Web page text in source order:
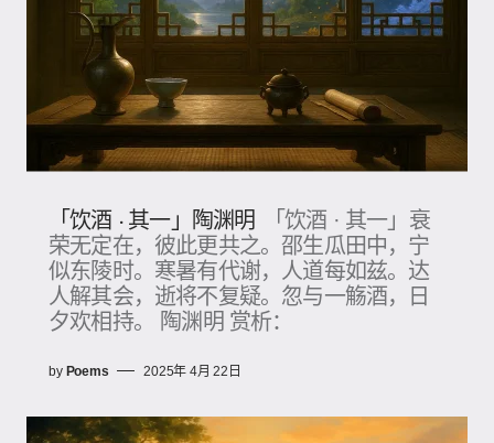
「饮酒 · 其一」陶渊明
「饮酒 · 其一」衰
荣无定在，彼此更共之。邵生瓜田中，宁
似东陵时。寒暑有代谢，人道每如兹。达
人解其会，逝将不复疑。忽与一觞酒，日
夕欢相持。 陶渊明 赏析：
by Poems 2025年 4月 22日